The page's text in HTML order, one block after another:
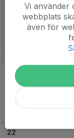
20
Mån
22
Vi använder
webbplats
även för